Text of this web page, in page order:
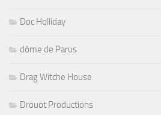
Doc Holliday
dôme de Parus
Drag Witche House
Drouot Productions